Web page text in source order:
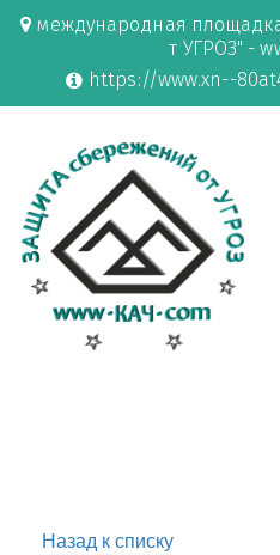
международная
т УГРОЗ" -
https://www.xn--
Назад к списку